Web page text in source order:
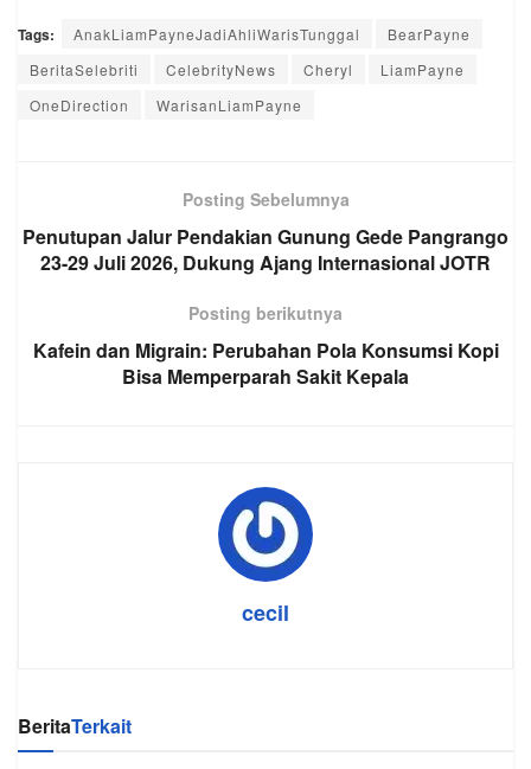
Tags: AnakLiamPayneJadiAhliWarisTunggal
BearPayne
BeritaSelebriti
CelebrityNews Cheryl
LiamPayne
OneDirection
WarisanLiamPayne
Posting Sebelumnya
Penutupan Jalur Pendakian Gunung Gede Pangrango
23-29 Juli 2026, Dukung Ajang Internasional JOTR
Posting berikutnya
Kafein dan Migrain: Perubahan Pola Konsumsi Kopi
Bisa Memperparah Sakit Kepala
cecil
BeritaTerkait